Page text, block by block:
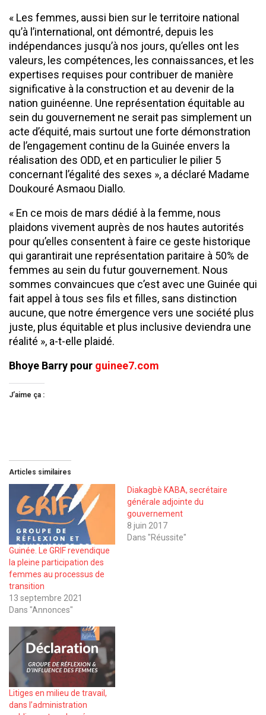
« Les femmes, aussi bien sur le territoire national
qu’à l’international, ont démontré, depuis les
indépendances jusqu’à nos jours, qu’elles ont les
valeurs, les compétences, les connaissances, et les
expertises requises pour contribuer de manière
significative à la construction et au devenir de la
nation guinéenne. Une représentation équitable au
sein du gouvernement ne serait pas simplement un
acte d’équité, mais surtout une forte démonstration
de l’engagement continu de la Guinée envers la
réalisation des ODD, et en particulier le pilier 5
concernant l’égalité des sexes », a déclaré Madame
Doukouré Asmaou Diallo.
« En ce mois de mars dédié à la femme, nous
plaidons vivement auprès de nos hautes autorités
pour qu’elles consentent à faire ce geste historique
qui garantirait une représentation paritaire à 50% de
femmes au sein du futur gouvernement. Nous
sommes convaincues que c’est avec une Guinée qui
fait appel à tous ses fils et filles, sans distinction
aucune, que notre émergence vers une société plus
juste, plus équitable et plus inclusive deviendra une
réalité », a-t-elle plaidé.
Bhoye Barry pour guinee7.com
J’aime ça :
Articles similaires
Guinée. Le GRIF revendique
la pleine participation des
femmes au processus de
transition
13 septembre 2021
Dans "Annonces"
Diakagbè KABA, secrétaire
générale adjointe du
gouvernement
8 juin 2017
Dans "Réussite"
Litiges en milieu de travail,
dans l’administration